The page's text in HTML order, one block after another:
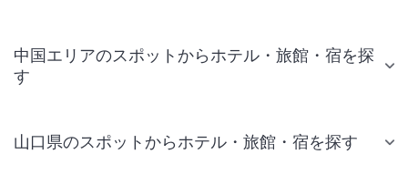
中国エリアのスポットからホテル・旅館・宿を探
す
山口県のスポットからホテル・旅館・宿を探す